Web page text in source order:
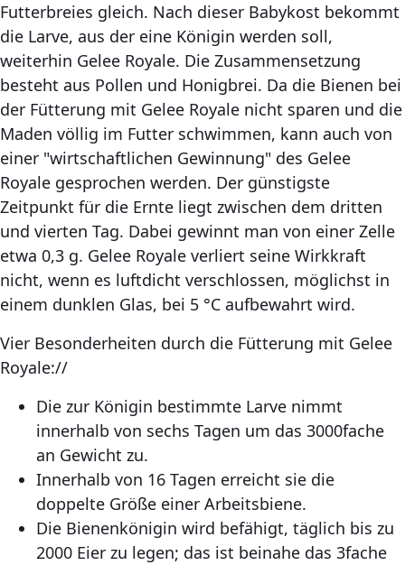
Futterbreies gleich. Nach dieser Babykost bekommt
die Larve, aus der eine Königin werden soll,
weiterhin Gelee Royale. Die Zusammensetzung
besteht aus Pollen und Honigbrei. Da die Bienen bei
der Fütterung mit Gelee Royale nicht sparen und die
Maden völlig im Futter schwimmen, kann auch von
einer "wirtschaftlichen Gewinnung" des Gelee
Royale gesprochen werden. Der günstigste
Zeitpunkt für die Ernte liegt zwischen dem dritten
und vierten Tag. Dabei gewinnt man von einer Zelle
etwa 0,3 g. Gelee Royale verliert seine Wirkkraft
nicht, wenn es luftdicht verschlossen, möglichst in
einem dunklen Glas, bei 5 °C aufbewahrt wird.
Vier Besonderheiten durch die Fütterung mit Gelee
Royale://
Die zur Königin bestimmte Larve nimmt
innerhalb von sechs Tagen um das 3000fache
an Gewicht zu.
Innerhalb von 16 Tagen erreicht sie die
doppelte Größe einer Arbeitsbiene.
Die Bienenkönigin wird befähigt, täglich bis zu
2000 Eier zu legen; das ist beinahe das 3fache